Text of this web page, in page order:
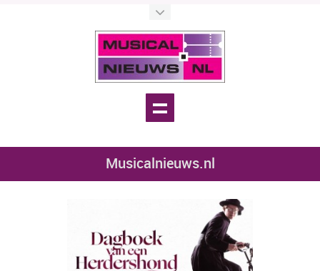
Musicalnieuws.nl